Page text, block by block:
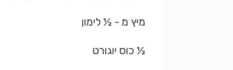
מיץ מ - ½ לימון
½ כוס יוגורט